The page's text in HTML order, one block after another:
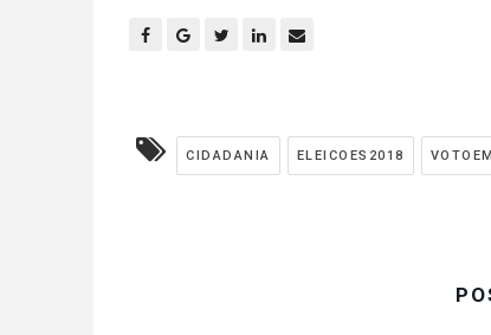
CIDADANIA ELEICOES2018